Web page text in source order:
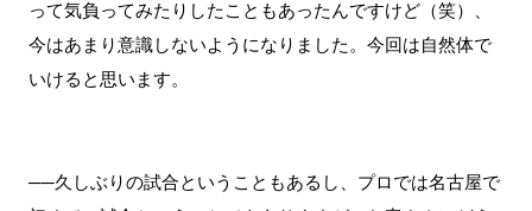
って気負ってみたりしたこともあったんですけど（笑）、
今はあまり意識しないようになりました。今回は自然体で
いけると思います。
──久しぶりの試合ということもあるし、プロでは名古屋で